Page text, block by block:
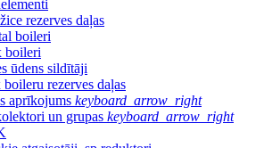
rezerves daļas
boileri
boileri
ūdens sildītāji
rezerves daļas
aprīkojums keyboard_arrow_right
un grupas keyboard_arrow_right